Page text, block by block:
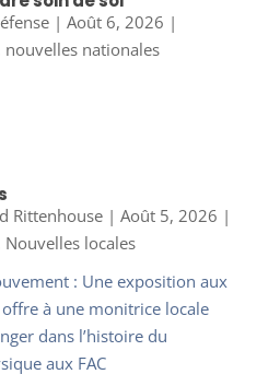
| Août 6, 2026 |
nouvelles nationales
Rittenhouse| Août 5, 2026 |
Nouvelles locales